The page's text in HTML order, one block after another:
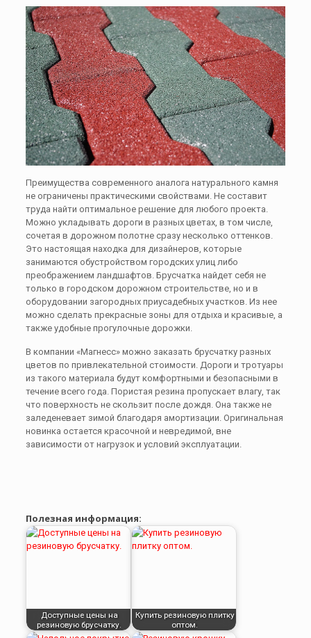
Преимущества современного аналога натурального камня
не ограничены практическими свойствами. Не составит
труда найти оптимальное решение для любого проекта.
Можно укладывать дороги в разных цветах, в том числе,
сочетая в дорожном полотне сразу несколько оттенков.
Это настоящая находка для дизайнеров, которые
занимаются обустройством городских улиц либо
преображением ландшафтов. Брусчатка найдет себя не
только в городском дорожном строительстве, но и в
оборудовании загородных приусадебных участков. Из нее
можно сделать прекрасные зоны для отдыха и красивые, а
также удобные прогулочные дорожки.
В компании «Магнесс» можно заказать брусчатку разных
цветов по привлекательной стоимости. Дороги и тротуары
из такого материала будут комфортными и безопасными в
течение всего года. Пористая резина пропускает влагу, так
что поверхность не скользит после дождя. Она также не
заледеневает зимой благодаря амортизации. Оригинальная
новинка остается красочной и невредимой, вне
зависимости от нагрузок и условий эксплуатации.
Полезная информация:
Доступные цены на
резиновую брусчатку.
Купить резиновую плитку
оптом.